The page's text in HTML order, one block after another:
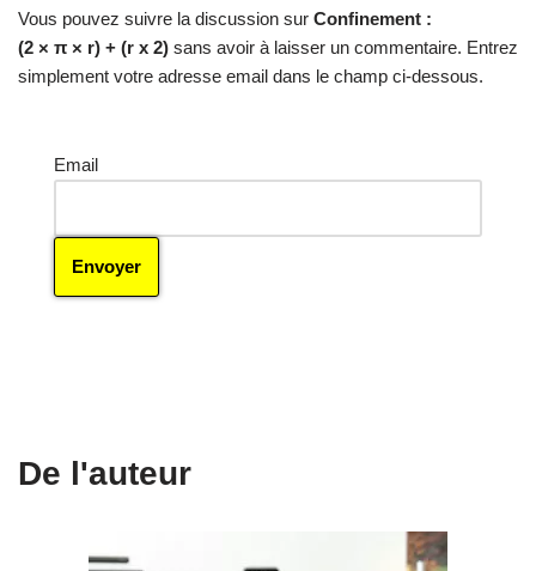
Vous pouvez suivre la discussion sur Confinement :
(2 × π × r) + (r x 2) sans avoir à laisser un commentaire. Entrez
simplement votre adresse email dans le champ ci-dessous.
Email
De l'auteur